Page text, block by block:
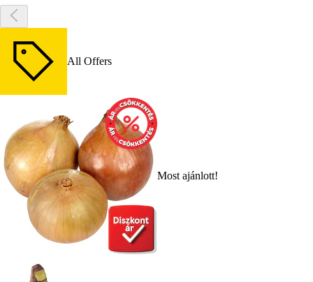
All Offers
Most ajánlott!